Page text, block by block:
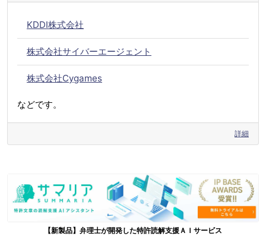
KDDI株式会社
株式会社サイバーエージェント
株式会社Cygames
などです。
詳細
【新製品】弁理士が開発した特許読解支援ＡＩサービス